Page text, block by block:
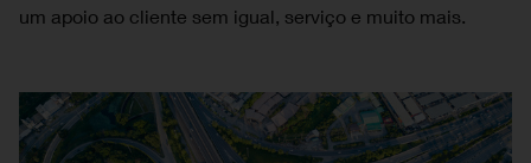
um apoio ao cliente sem igual, serviço e muito mais.